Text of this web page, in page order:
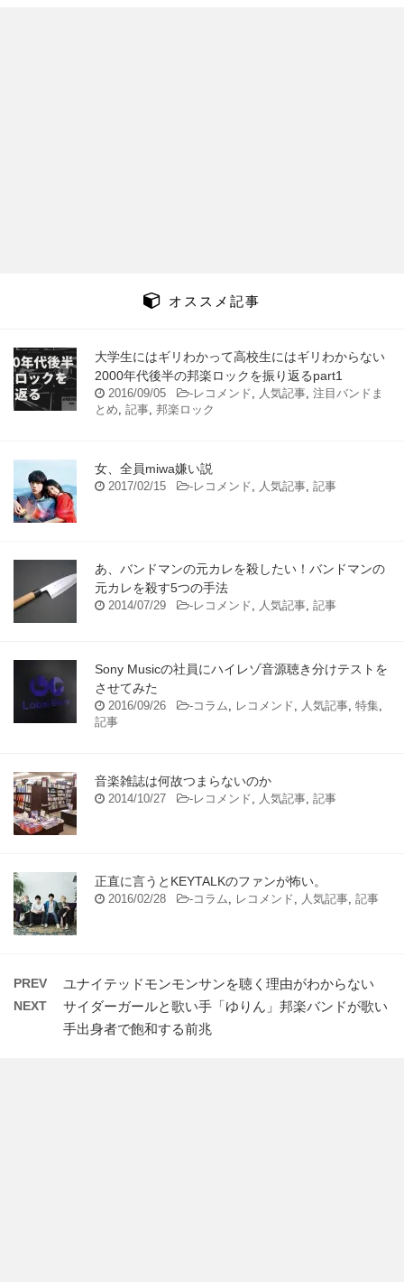
オススメ記事
大学生にはギリわかって高校生にはギリわからない
2000年代後半の邦楽ロックを振り返るpart1
2016/09/05 -レコメンド 人気記事 注目バンドま
とめ 記事 邦楽ロック
女、全員miwa嫌い説
2017/02/15 -レコメンド 人気記事 記事
あ、バンドマンの元カレを殺したい！バンドマンの
元カレを殺す5つの手法
2014/07/29 -レコメンド 人気記事 記事
Sony Musicの社員にハイレゾ音源聴き分けテストを
させてみた
2016/09/26 -コラム レコメンド 人気記事 特集
記事
音楽雑誌は何故つまらないのか
2014/10/27 -レコメンド 人気記事 記事
正直に言うとKEYTALKのファンが怖い。
2016/02/28 -コラム レコメンド 人気記事 記事
PREV ユナイテッドモンモンサンを聴く理由がわからない
NEXT
サイダーガールと歌い手「ゆりん」邦楽バンドが歌い
手出身者で飽和する前兆